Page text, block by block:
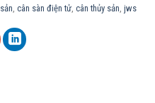
cân sàn điện tử cân thủy sản jws